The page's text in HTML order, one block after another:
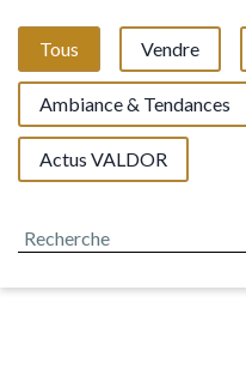
Tous Vendre
Ambiance & Tendances
Actus VALDOR